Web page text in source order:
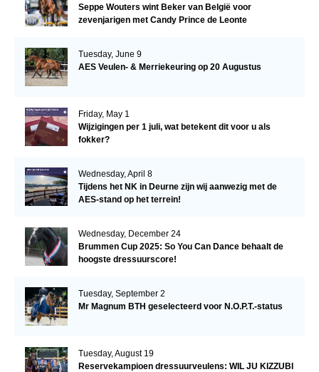
Seppe Wouters wint Beker van België voor
zevenjarigen met Candy Prince de Leonte
Tuesday, June 9
AES Veulen- & Merriekeuring op 20 Augustus
Friday, May 1
Wijzigingen per 1 juli, wat betekent dit voor u als
fokker?
Wednesday, April 8
Tijdens het NK in Deurne zijn wij aanwezig met de
AES-stand op het terrein!
Wednesday, December 24
Brummen Cup 2025: So You Can Dance behaalt de
hoogste dressuurscore!
Tuesday, September 2
Mr Magnum BTH geselecteerd voor N.O.P.T.-status
Tuesday, August 19
Reservekampioen dressuurveulens: WIL JU KIZZUBI